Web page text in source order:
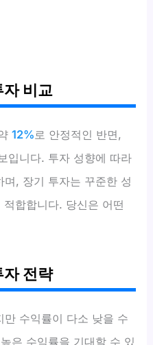
비교
12%로 안정적인 반면,
입니다. 투자 성향에 따라
, 장기 투자는 꾸준한 성
합합니다. 당신은 어떤
자 전략
수익률이 다소 낮을 수
은 수익률을 기대할 수 있